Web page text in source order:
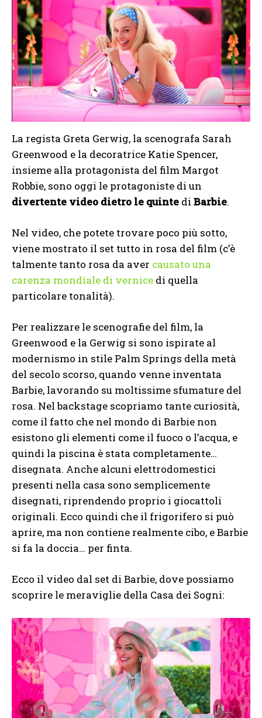
La regista Greta Gerwig, la scenografa Sarah
Greenwood e la decoratrice Katie Spencer,
insieme alla protagonista del film Margot
Robbie, sono oggi le protagoniste di un
divertente video dietro le quinte di Barbie.
Nel video, che potete trovare poco più sotto,
viene mostrato il set tutto in rosa del film (c’è
talmente tanto rosa da aver causato una
carenza mondiale di vernice di quella
particolare tonalità).
Per realizzare le scenografie del film, la
Greenwood e la Gerwig si sono ispirate al
modernismo in stile Palm Springs della metà
del secolo scorso, quando venne inventata
Barbie, lavorando su moltissime sfumature del
rosa. Nel backstage scopriamo tante curiosità,
come il fatto che nel mondo di Barbie non
esistono gli elementi come il fuoco o l’acqua, e
quindi la piscina è stata completamente…
disegnata. Anche alcuni elettrodomestici
presenti nella casa sono semplicemente
disegnati, riprendendo proprio i giocattoli
originali. Ecco quindi che il frigorifero si può
aprire, ma non contiene realmente cibo, e Barbie
si fa la doccia… per finta.
Ecco il video dal set di Barbie, dove possiamo
scoprire le meraviglie della Casa dei Sogni: